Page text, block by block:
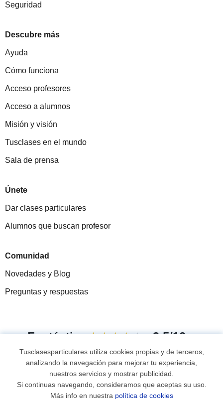
Seguridad
Descubre más
Ayuda
Cómo funciona
Acceso profesores
Acceso a alumnos
Misión y visión
Tusclases en el mundo
Sala de prensa
Únete
Dar clases particulares
Alumnos que buscan profesor
Comunidad
Novedades y Blog
Preguntas y respuestas
Fantástica★★★★★ 9,5/10
opiniones de alumnos
© 2007 - 2026 Tusclasesparticulares.com.ec
Tusclasesparticulares utiliza cookies propias y de terceros,
analizando la navegación para mejorar tu experiencia,
nuestros servicios y mostrar publicidad.
Si continuas navegando, consideramos que aceptas su uso.
Más info en nuestra política de cookies